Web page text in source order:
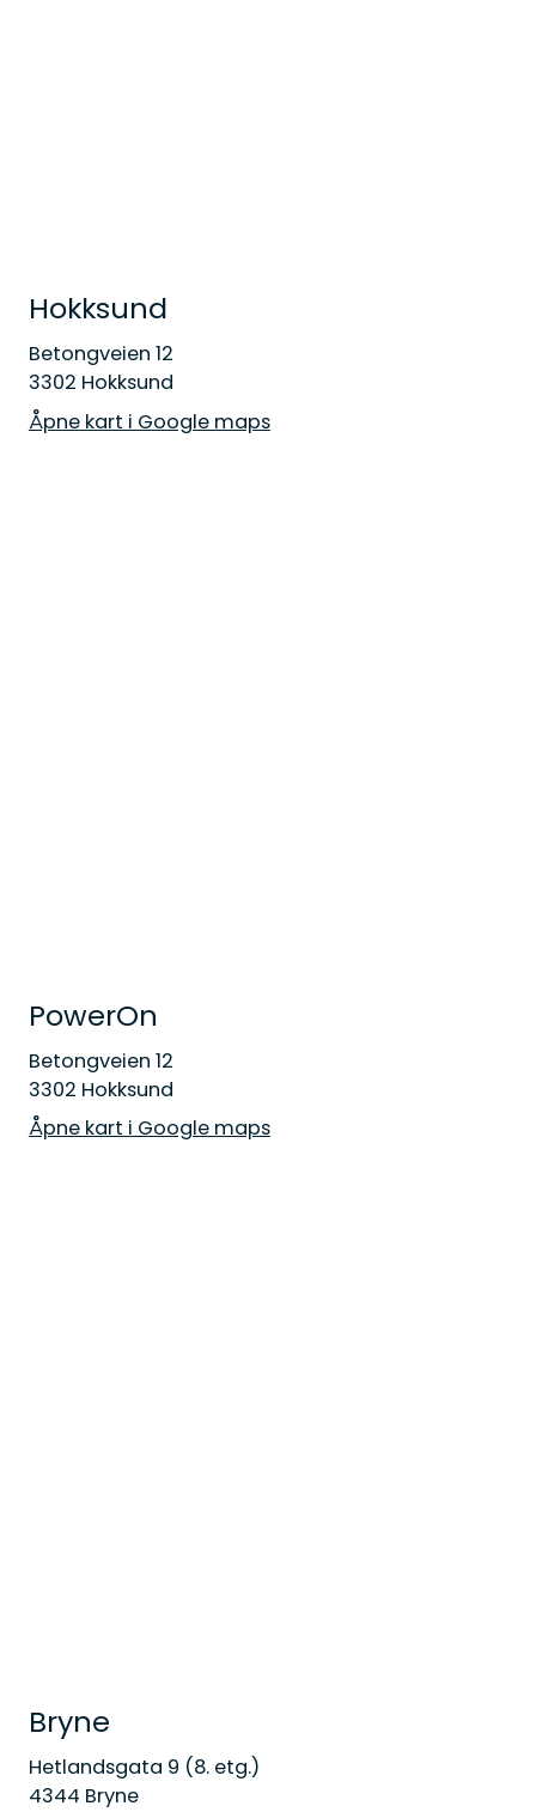
Hokksund
Betongveien 12
3302 Hokksund
Åpne kart i Google maps
PowerOn
Betongveien 12
3302 Hokksund
Åpne kart i Google maps
Bryne
Hetlandsgata 9 (8. etg.)
4344 Bryne